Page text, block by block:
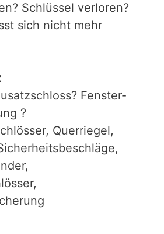
Schlüssel verloren?
sich nicht mehr
Fenster-
?
Querriegel,